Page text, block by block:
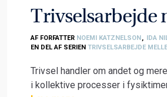
Trivselsarbejde
AF FORFATTER NOEMI KATZNELSON, IDA
EN DEL AF SERIENTRIVSELSARBEJDE
Trivsel handler om andet og
i kollektive processer i